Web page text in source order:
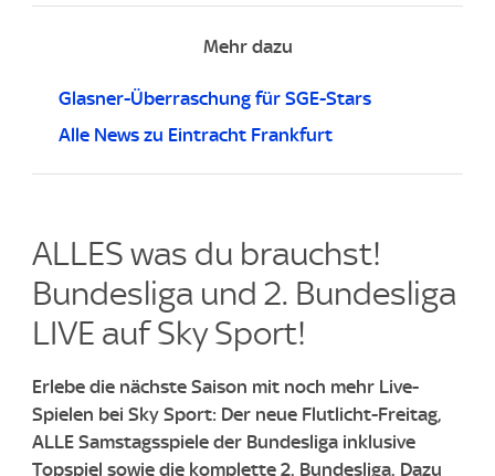
Mehr dazu
Glasner-Überraschung für SGE-Stars
Alle News zu Eintracht Frankfurt
ALLES was du brauchst!
Bundesliga und 2. Bundesliga
LIVE auf Sky Sport!
Erlebe die nächste Saison mit noch mehr Live-
Spielen bei Sky Sport: Der neue Flutlicht-Freitag,
ALLE Samstagsspiele der Bundesliga inklusive
Topspiel sowie die komplette 2. Bundesliga. Dazu